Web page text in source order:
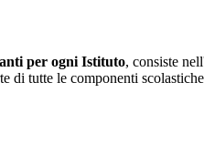
per ogni Istituto, consiste
di tutte le componenti